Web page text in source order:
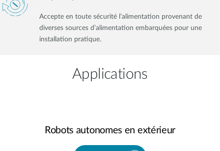
Accepte en toute sécurité l’alimentation provenant de
diverses sources d’alimentation embarquées pour une
installation pratique.
Applications
Robots autonomes en extérieur